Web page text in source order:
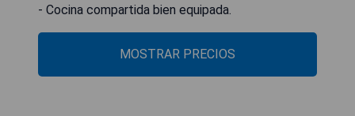
- Cocina compartida bien equipada.
MOSTRAR PRECIOS